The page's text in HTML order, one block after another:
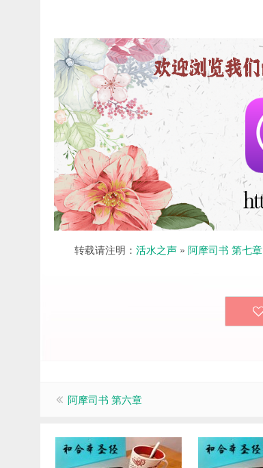
转载请注明： 活水之声 » 阿摩司书 第七章
阿摩司书 第六章